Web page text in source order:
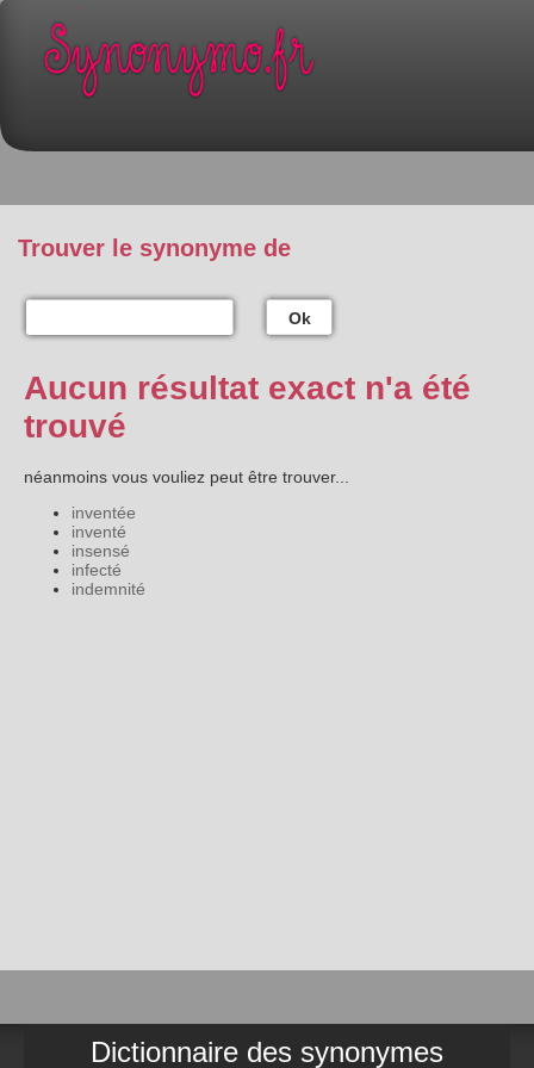
Trouver le synonyme de
Ok
Aucun résultat exact n'a été
trouvé
néanmoins vous vouliez peut être trouver...
inventée
inventé
insensé
infecté
indemnité
Dictionnaire des synonymes